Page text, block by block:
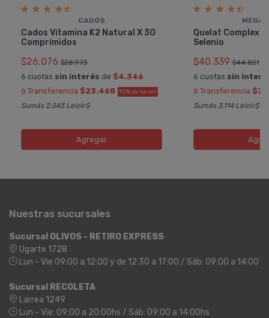
CADOS
Cados Vitamina K2 Natural X 30
Comprimidos
$26.076 $28.973
6 cuotas sin interés de $4.346
ó Transferencia $23.468 10% EXTRA OFF
Sumás 2.543 Leloir$
Agregar
Quelat Complex
Selenio
$40.339 $44.821
6 cuotas sin
ó Transferencia
Sumás 3.114 Leloir$
Nuestras sucursales
Sucursal OLIVOS - RETIRO EXPRESS
Ugarte 1728
Lun - Vie 09:00 a 12:00 y de 12:30 a 17:00 / Sáb: 09:00 a 14:00
Sucursal RECOLETA
Larrea 1249
Lun - Vie: 09:00 a 20:00hs / Sáb: 09:00 a 14:00hs